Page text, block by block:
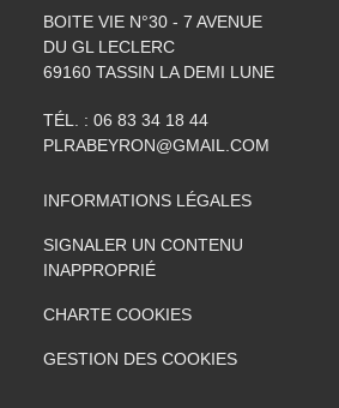
BOITE VIE N°30 - 7 AVENUE
DU GL LECLERC
69160 TASSIN LA DEMI LUNE
TÉL. : 06 83 34 18 44
PLRABEYRON@GMAIL.COM
INFORMATIONS LÉGALES
SIGNALER UN CONTENU
INAPPROPRIÉ
CHARTE COOKIES
GESTION DES COOKIES